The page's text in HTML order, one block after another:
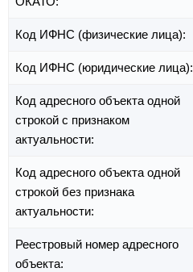
Код ИФНС (физические лица):
Код ИФНС (юридические лица):
Код адресного объекта одной
строкой с признаком
актуальности:
Код адресного объекта одной
строкой без признака
актуальности:
Реестровый номер адресного
объекта: